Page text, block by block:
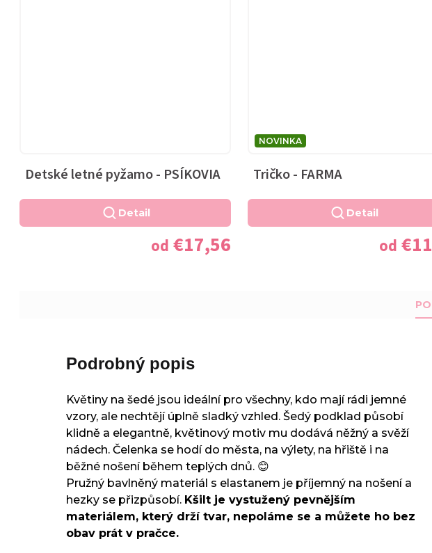
Detské letné pyžamo - PSÍKOVIA
od €17,56
Detail
NOVINKA
Tričko - FARMA
od
Detail
Podrobný popis
Květiny na šedé jsou ideální pro všechny, kdo mají rádi jemné
vzory, ale nechtějí úplně sladký vzhled. Šedý podklad působí
klidně a elegantně, květinový motiv mu dodává něžný a svěží
nádech. Čelenka se hodí do města, na výlety, na hřiště i na
běžné nošení během teplých dnů. 😊
Pružný bavlněný materiál s elastanem je příjemný na nošení a
hezky se přizpůsobí. Kšilt je vystužený pevnějším
materiálem, který drží tvar, nepoláme se a můžete ho bez
obav prát v pračce.